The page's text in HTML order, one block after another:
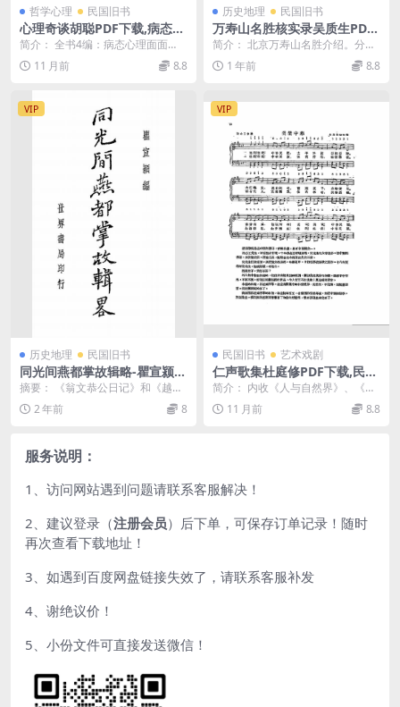
哲学心理 民国旧书
心理奇谈胡聪PDF下载,病态心
理学研究,心理改造丛书
简介： 全书4编：病态心理面面
观，心理卫生漫步。疗心术，自知
之明等 截图： 目录...
11 月前 8.8
历史地理 民国旧书
万寿山名胜核实录吴质生PDF
下载,颐和园万寿山史料
简介： 北京万寿山名胜介绍。分山
前八大处、山后各处、园外各名迹3
部分，考证建筑物...
1 年前 8.8
VIP
历史地理 民国旧书
同光间燕都掌故辑略-瞿宣颍编
辑
摘要： 《翁文恭公日记》和《越缦
堂日记》辑录。分宫苑、名胜、庙
宇、园林、第宅、陵...
2 年前 8
VIP
民国旧书 艺术戏剧
仁声歌集杜庭修PDF下载,民国
歌曲谱集
简介： 内收《人与自然界》、《全
国运动大会会歌》、《星空》、All
throug...
11 月前 8.8
服务说明：
1、访问网站遇到问题请联系客服解决！
2、建议登录（注册会员）后下单，可保存订单记录！随时
再次查看下载地址！
3、如遇到百度网盘链接失效了，请联系客服补发
4、谢绝议价！
5、小份文件可直接发送微信！